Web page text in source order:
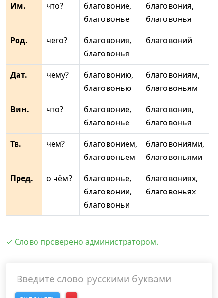
Им.
что?
благовоние,
благовонье
благовония,
благовонья
Род.
чего?
благовония,
благовонья
благовоний
Дат. чему?
благовонию,
благовонью
благовониям,
благовоньям
Вин.
что?
благовоние,
благовонье
благовония,
благовонья
Тв.
чем?
благовонием,
благовоньем
благовониями,
благовоньями
Пред.
о чём?
благовонье,
благовонии,
благовоньи
благовониях,
благовоньях
✓ Слово проверено администратором.